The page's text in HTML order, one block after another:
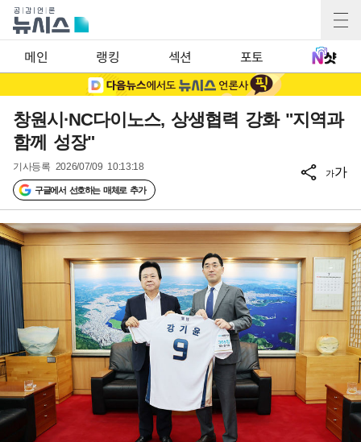
메인 랭킹 섹션 포토
창원시·NC다이노스, 상생협력 강화 "지역과
함께 성장"
기사등록 2026/07/09 10:13:18
구글에서 선호하는 매체로 추가
가가